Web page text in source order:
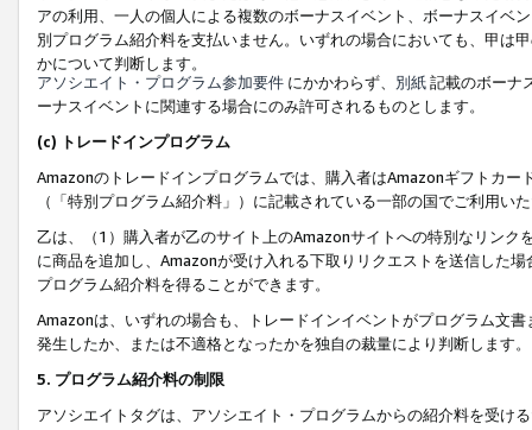
アの利用、一人の個人による複数のボーナスイベント、ボーナスイベ
別プログラム紹介料を支払いません。いずれの場合においても、甲は
かについて判断します。
アソシエイト・プログラム参加要件 にかかわらず、 別紙記載のボーナ
ーナスイベントに関連する場合にのみ許可されるものとします。
(c) トレードインプログラム
Amazonのトレードインプログラムでは、購入者はAmazonギフトカ
（「特別プログラム紹介料」）に記載されている一部の国でご利用い
乙は、（1）購入者が乙のサイト上のAmazonサイトへの特別なリン
に商品を追加し、Amazonが受け入れる下取りリクエストを送信した
プログラム紹介料を得ることができます。
Amazonは、いずれの場合も、トレードインイベントがプログラム文
発生したか、または不適格となったかを独自の裁量により判断します。
5. プログラム紹介料の制限
アソシエイトタグは、アソシエイト・プログラムからの紹介料を受け